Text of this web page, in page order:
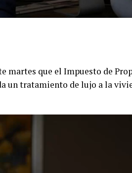
martes que el Impuesto de
un tratamiento de lujo a la